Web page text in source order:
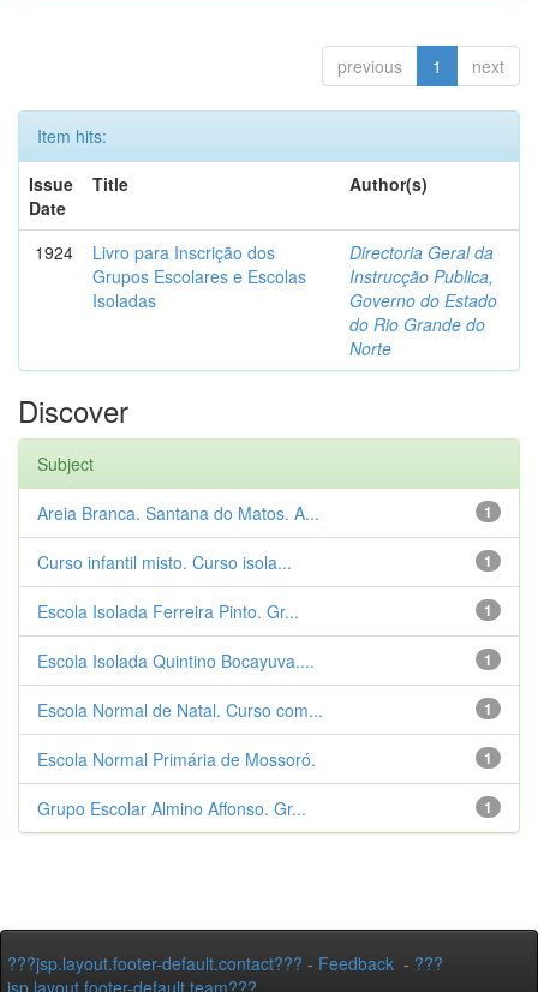
previous 1 next
Item hits:
Issue
Date
Title Author(s)
1924
Livro para Inscrição dos
Grupos Escolares e Escolas
Isoladas
Directoria Geral da
Instrucção Publica,
Governo do Estado
do Rio Grande do
Norte
Discover
Subject
1
Areia Branca. Santana do Matos. A...
1
Curso infantil misto. Curso isola...
1
Escola Isolada Ferreira Pinto. Gr...
1
Escola Isolada Quintino Bocayuva....
1
Escola Normal de Natal. Curso com...
1
Escola Normal Primária de Mossoró.
1
Grupo Escolar Almino Affonso. Gr...
???jsp.layout.footer-default.contact??? - Feedback - ???
jsp.layout.footer-default.team???